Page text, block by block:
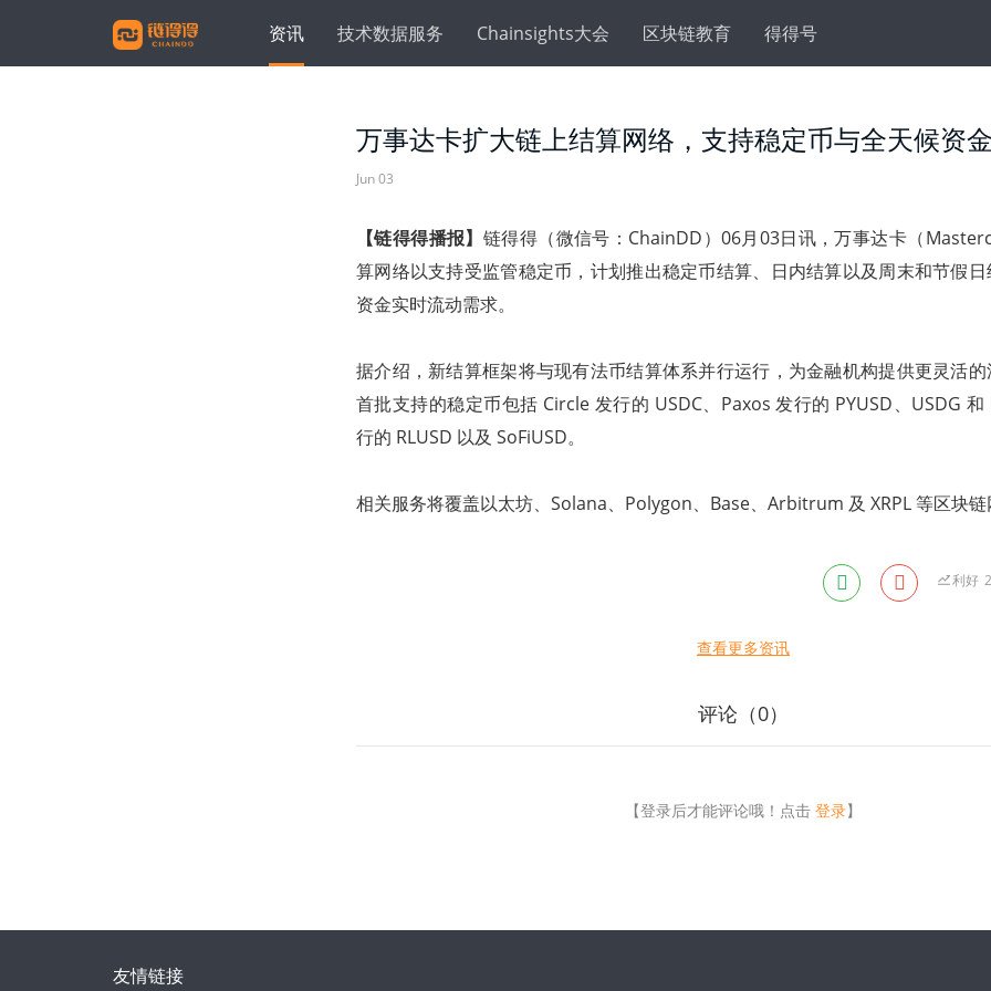
资讯 技术数据服务 Chainsights大会 区块链教育 得得号
万事达卡扩大链上结算网络，支持稳定币与全天候资
Jun 03
【链得得播报】 链得得（微信号：ChainDD）06月03日讯，万事达卡（
算网络以支持受监管稳定币，计划推出稳定币结算、日内结算以及周末和节假
资金实时流动需求。
据介绍，新结算框架将与现有法币结算体系并行运行，为金融机构提供更灵活的
首批支持的稳定币包括 Circle 发行的 USDC、Paxos 发行的 PYUSD、USDG
行的 RLUSD 以及 SoFiUSD。
相关服务将覆盖以太坊、Solana、Polygon、Base、Arbitrum 及 XRPL 等区块链
利好
查看更多资讯
评论（0）
【登录后才能评论哦！点击 登录】
友情链接